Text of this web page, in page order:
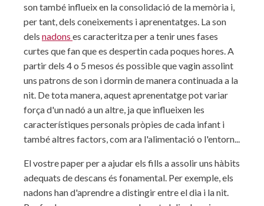
son també influeix en la consolidació de la memòria i,
per tant, dels coneixements i aprenentatges. La son
dels nadons es caracteritza per a tenir unes fases
curtes que fan que es despertin cada poques hores. A
partir dels 4 o 5 mesos és possible que vagin assolint
uns patrons de son i dormin de manera continuada a la
nit. De tota manera, aquest aprenentatge pot variar
força d'un nadó a un altre, ja que influeixen les
característiques personals pròpies de cada infant i
també altres factors, com ara l'alimentació o l'entorn...
El vostre paper per a ajudar els fills a assolir uns hàbits
adequats de descans és fonamental. Per exemple, els
nadons han d'aprendre a distingir entre el dia i la nit.